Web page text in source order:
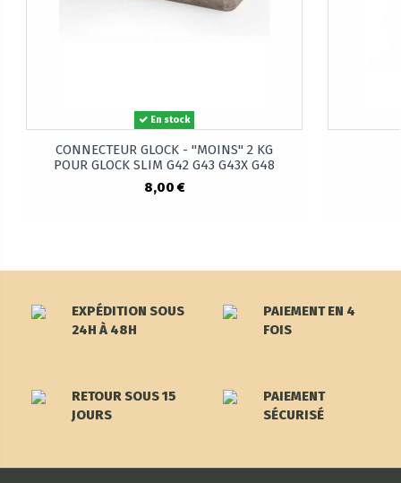
En stock
CONNECTEUR GLOCK - "MOINS" 2 KG
POUR GLOCK SLIM G42 G43 G43X G48
8,00 €
EXPÉDITION SOUS
24H À 48H
PAIEMENT EN 4
FOIS
RETOUR SOUS 15
JOURS
PAIEMENT
SÉCURISÉ